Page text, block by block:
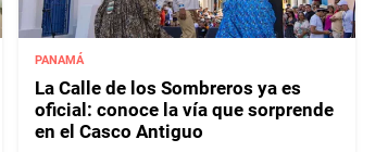
PANAMÁ
La Calle de los Sombreros ya es
oficial: conoce la vía que sorprende
en el Casco Antiguo